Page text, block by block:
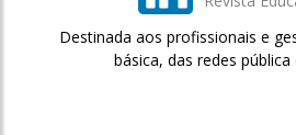
Destinada aos profissionais e
básica, das redes pública